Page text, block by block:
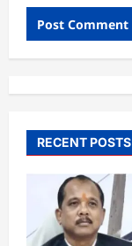
RECENT POSTS